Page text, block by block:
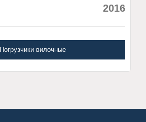
2016
Погрузчики вилочные